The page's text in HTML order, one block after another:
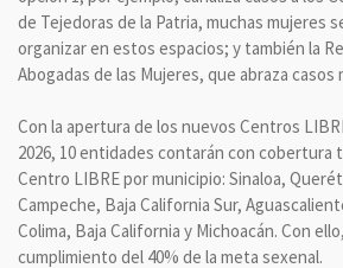
de Tejedoras de la Patria, muchas mujeres
organizar en estos espacios; y también la
Abogadas de las Mujeres, que abraza casos
Con la apertura de los nuevos Centros
2026, 10 entidades contarán con cobertura
Centro LIBRE por municipio: Sinaloa,
Campeche, Baja California Sur,
Colima, Baja California y Michoacán. Con
cumplimiento del 40% de la meta sexenal.